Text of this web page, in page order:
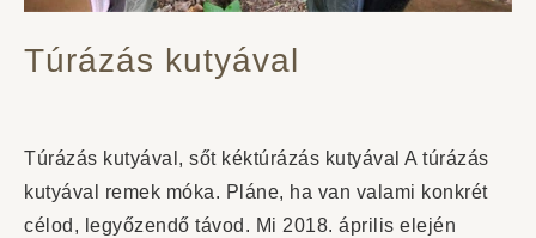
Túrázás kutyával
Túrázás kutyával, sőt kéktúrázás kutyával A túrázás
kutyával remek móka. Pláne, ha van valami konkrét
célod, legyőzendő távod. Mi 2018. április elején